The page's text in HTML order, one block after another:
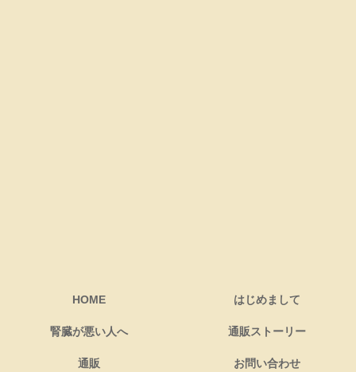
HOME はじめまして
腎臓が悪い人へ 通販ストーリー
通販 お問い合わせ